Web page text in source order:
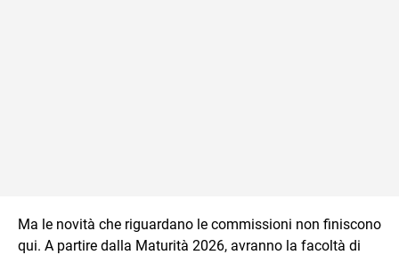
Ma le novità che riguardano le commissioni non finiscono
qui. A partire dalla Maturità 2026, avranno la facoltà di